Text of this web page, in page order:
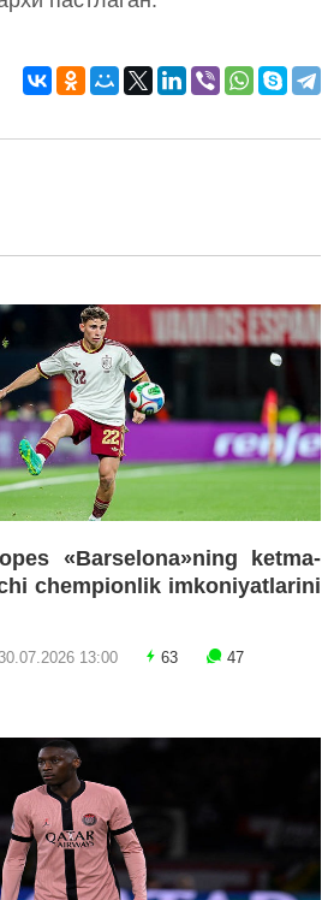
«Barselona»ning ketma-
chempionlik imkoniyatlarini
30.07.2026 13:00 63 47